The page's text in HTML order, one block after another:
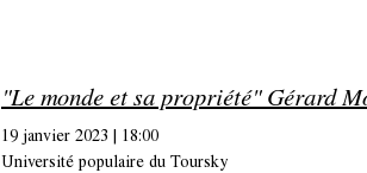
"Le monde et sa propriété" Gérard
19 janvier 2023
18:00
Université populaire du Toursky